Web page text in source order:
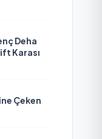
Deha
Karası
Çeken